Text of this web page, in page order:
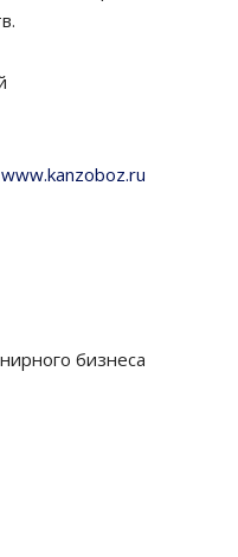
www.kanzoboz.ru
бизнеса